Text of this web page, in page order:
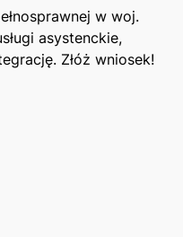
w woj.
asystenckie,
Złóż wniosek!